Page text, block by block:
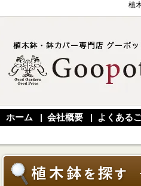
植
ホーム | 会社概要 | よくある